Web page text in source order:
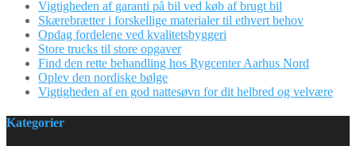
Vigtigheden af garanti på bil ved køb af brugt bil
Skærebrætter i forskellige materialer til ethvert behov
Opdag fordelene ved kvalitetsbyggeri
Store trucks til store opgaver
Find den rette behandling hos Rygcenter Aarhus Nord
Oplev den nordiske bølge
Vigtigheden af en god nattesøvn for dit helbred og velvære
Kategorier